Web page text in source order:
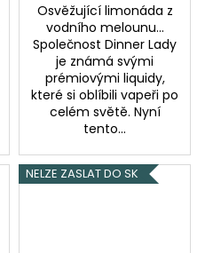
Osvěžující limonáda z
vodního melounu...
Společnost Dinner Lady
je známá svými
prémiovými liquidy,
které si oblíbili vapeři po
celém světě. Nyní
tento...
NELZE ZASLAT DO SK